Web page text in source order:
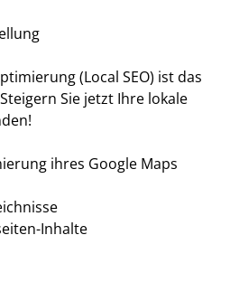
(Local SEO) ist das
Sie jetzt Ihre lokale
ihres Google Maps
Inhalte